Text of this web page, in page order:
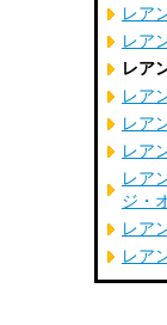
レア
レア
レア
レア
レア
レア
レア
ジ・
レア
レア